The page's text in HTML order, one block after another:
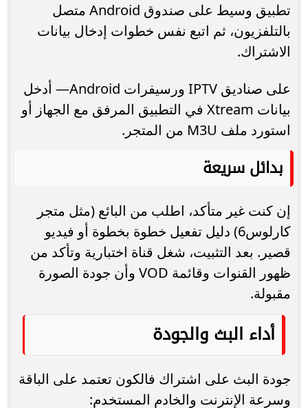
تطبيق وسيط على صندوق Android متصل
بالتلفزيون، ثم اتبع نفس خطوات إدخال بيانات
الاشتراك.
على صناديق IPTV ورسيفرات Android— أدخل
بيانات Xtream في التطبيق المرفق مع الجهاز أو
استورد ملف M3U من المتجر.
بدائل سريعة
إن كنت غير متأكد، اطلب من البائع (مثل متجر
كارلوس6) دليل تفعيل خطوة بخطوة أو فيديو
قصير. بعد التثبيت، شغل قناة اختبارية وتأكد من
ظهور القنوات وقائمة VOD وأن جودة الصورة
مقبولة.
أداء البث والجودة
جودة البث على اشتراك فالكون تعتمد على الباقة
وسرعة الإنترنت والخادم المستخدم: